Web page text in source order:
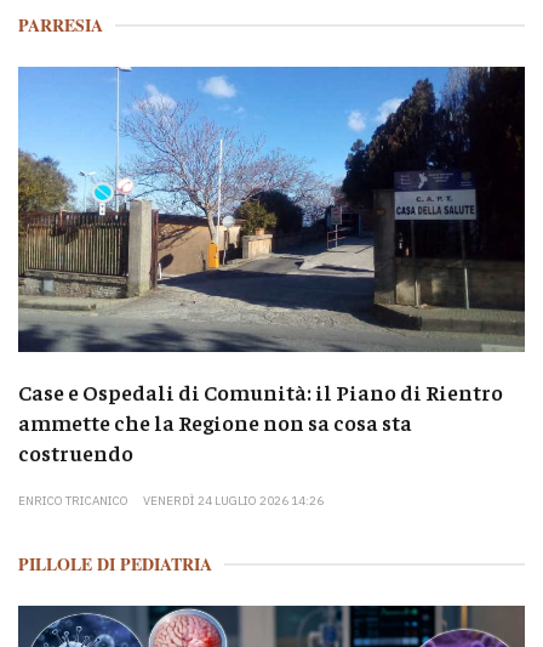
PARRESIA
Case e Ospedali di Comunità: il Piano di Rientro
ammette che la Regione non sa cosa sta
costruendo
ENRICO TRICANICO VENERDÌ 24 LUGLIO 2026 14:26
PILLOLE DI PEDIATRIA